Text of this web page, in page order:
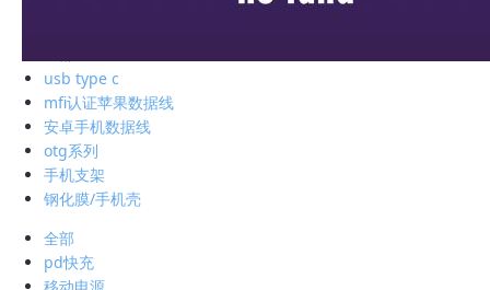
usb type c
mfi认证苹果数据线
安卓手机数据线
otg系列
手机支架
钢化膜/手机壳
全部
pd快充